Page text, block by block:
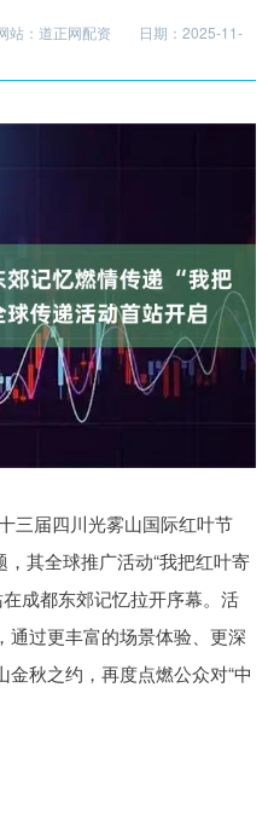
站：道正网配资
日期：2025-11-
三届四川光雾山国际红叶节
，其全球推广活动“我把红叶寄
成都东郊记忆拉开序幕。活
通过更丰富的场景体验、更深
秋之约，再度点燃公众对“中